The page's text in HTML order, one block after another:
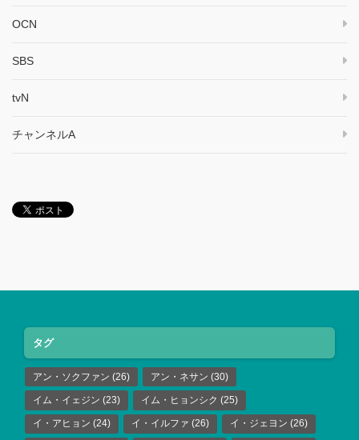
OCN
SBS
tvN
チャンネルA
タグ
アン・ソクファン (26) アン・ネサン (30)
イム・イェジン (23) イム・ヒョンシク (25)
イ・アヒョン (24) イ・イルファ (26) イ・ジェヨン (26)